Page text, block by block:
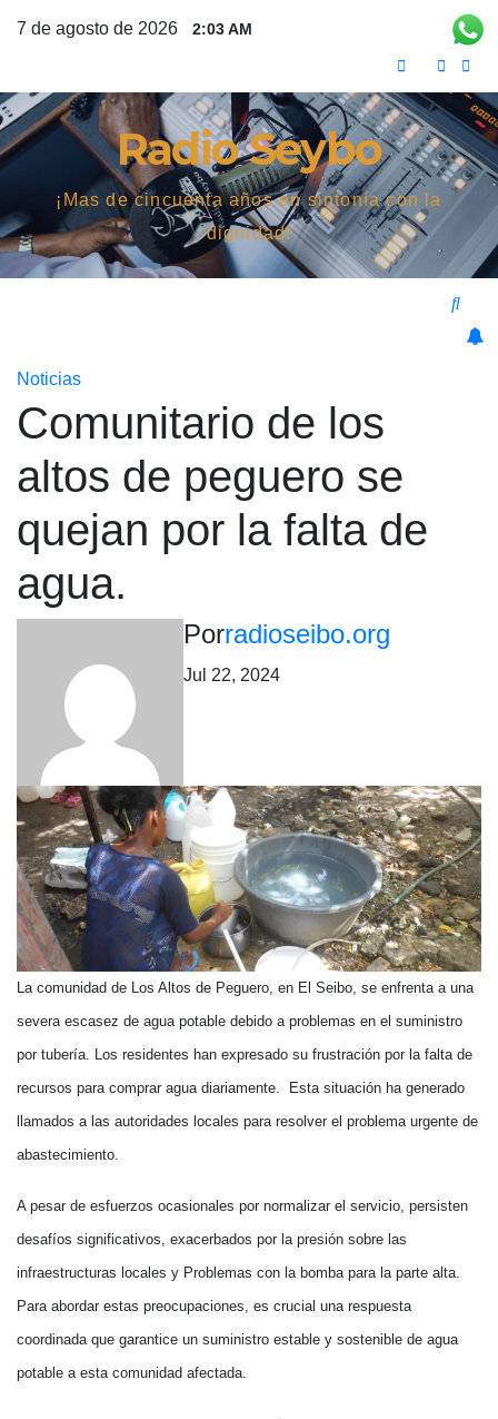
7 de agosto de 2026 2:03 AM
Radio Seybo
¡Mas de cincuenta años en sintonía con la
dignidad!
Noticias
Comunitario de los
altos de peguero se
quejan por la falta de
agua.
Porradioseibo.org
Jul 22, 2024
La comunidad de Los Altos de Peguero, en El Seibo, se enfrenta a una
severa escasez de agua potable debido a problemas en el suministro
por tubería. Los residentes han expresado su frustración por la falta de
recursos para comprar agua diariamente. Esta situación ha generado
llamados a las autoridades locales para resolver el problema urgente de
abastecimiento.
A pesar de esfuerzos ocasionales por normalizar el servicio, persisten
desafíos significativos, exacerbados por la presión sobre las
infraestructuras locales y Problemas con la bomba para la parte alta.
Para abordar estas preocupaciones, es crucial una respuesta
coordinada que garantice un suministro estable y sostenible de agua
potable a esta comunidad afectada.